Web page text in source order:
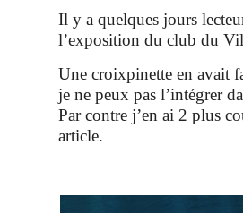
Il y a quelques jours
l’exposition du club du
Une croixpinette en avait
je ne peux pas l’intégrer
Par contre j’en ai 2 plus
article.